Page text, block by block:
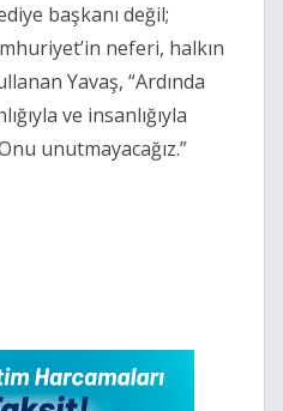
başkanı değil;
neferi, halkın
Yavaş, “Ardında
ve insanlığıyla
unutmayacağız.”